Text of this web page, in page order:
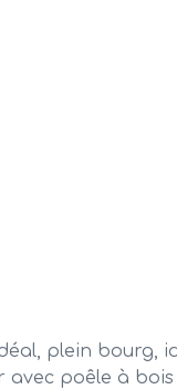
plein
poêle à